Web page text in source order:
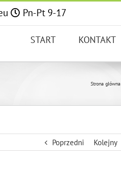
Pn-Pt 9-17
START KONTAKT
Strona główna
Poprzedni Kolejny